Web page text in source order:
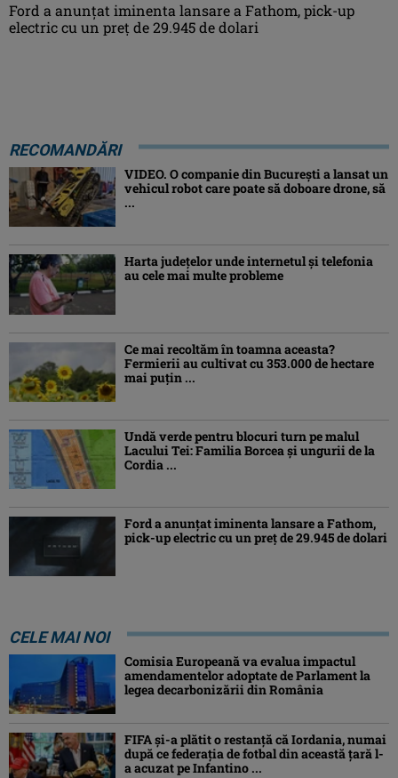
Ford a anunțat iminenta lansare a Fathom, pick-up
electric cu un preț de 29.945 de dolari
RECOMANDĂRI
VIDEO. O companie din București a lansat un
vehicul robot care poate să doboare drone, să
...
Harta județelor unde internetul și telefonia
au cele mai multe probleme
Ce mai recoltăm în toamna aceasta?
Fermierii au cultivat cu 353.000 de hectare
mai puțin ...
Undă verde pentru blocuri turn pe malul
Lacului Tei: Familia Borcea și ungurii de la
Cordia ...
Ford a anunțat iminenta lansare a Fathom,
pick-up electric cu un preț de 29.945 de dolari
CELE MAI NOI
Comisia Europeană va evalua impactul
amendamentelor adoptate de Parlament la
legea decarbonizării din România
FIFA și-a plătit o restanță că Iordania, numai
după ce federația de fotbal din această țară l-
a acuzat pe Infantino ...